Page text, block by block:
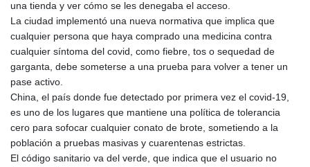
una tienda y ver cómo se les denegaba el acceso.
La ciudad implementó una nueva normativa que implica que
cualquier persona que haya comprado una medicina contra
cualquier síntoma del covid, como fiebre, tos o sequedad de
garganta, debe someterse a una prueba para volver a tener un
pase activo.
China, el país donde fue detectado por primera vez el covid-19,
es uno de los lugares que mantiene una política de tolerancia
cero para sofocar cualquier conato de brote, sometiendo a la
población a pruebas masivas y cuarentenas estrictas.
El código sanitario va del verde, que indica que el usuario no